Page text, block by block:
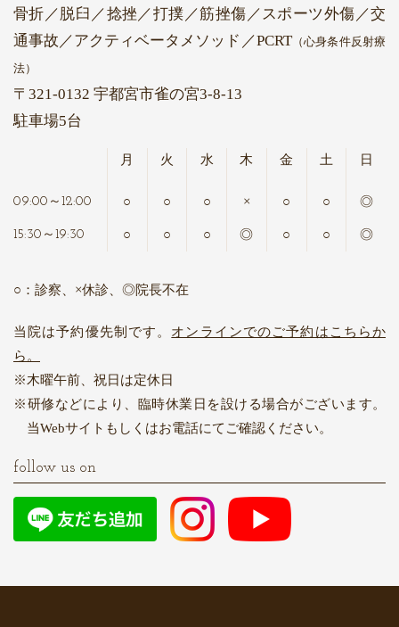
骨折／脱臼／捻挫／打撲／筋挫傷／スポーツ外傷／交
通事故 ／アクティベータメソッド ／PCRT（心身条件反射療
法）
〒321-0132 宇都宮市雀の宮3-8-13
駐車場5台
09:00～12:00
15:30～19:30
月
○
○
火
○
○
水
○
○
木
×
◎
金
○
○
土
○
○
日
◎
◎
○：診察、×休診、◎院長不在
当院は予約優先制です。 オンラインでのご予約はこちらか
ら。
木曜午前、祝日は定休日
研修などにより、臨時休業日を設ける場合がございます。
当Webサイトもしくはお電話にてご確認ください。
follow us on